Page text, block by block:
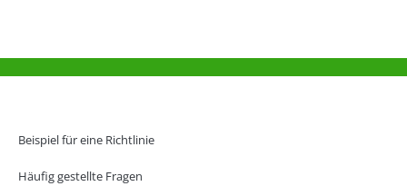
Beispiel für eine Richtlinie
Häufig gestellte Fragen
Büro Hongkong
SAR, China